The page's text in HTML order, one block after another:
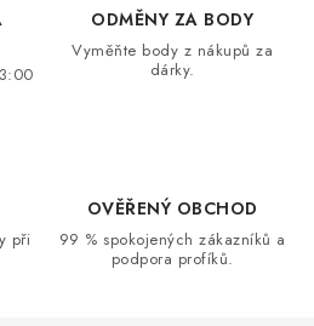
ODMĚNY ZA BODY
Vyměňte body z nákupů za
dárky.
při
OVĚŘENÝ OBCHOD
99 % spokojených zákazníků a
podpora profíků.